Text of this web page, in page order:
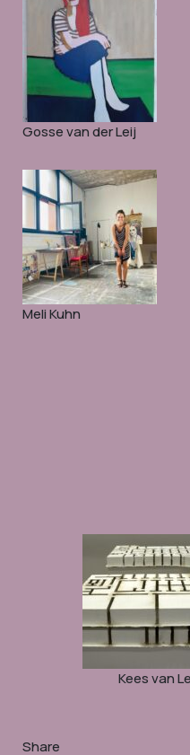
Gosse van der Leij
Meli Kuhn
Kees van
Share